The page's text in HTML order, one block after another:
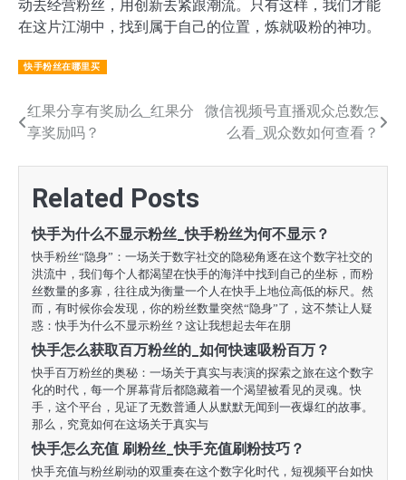
动去经营粉丝，用创新去紧跟潮流。只有这样，我们才能
在这片江湖中，找到属于自己的位置，炼就吸粉的神功。
快手粉丝在哪里买
文
航
红果分享有奖励么_红果分
享奖励吗？
微信视频号直播观众总数怎
么看_观众数如何查看？
Related Posts
快手为什么不显示粉丝_快手粉丝为何不显示？
快手粉丝“隐身”：一场关于数字社交的隐秘角逐在这个数字社交的
洪流中，我们每个人都渴望在快手的海洋中找到自己的坐标，而粉
丝数量的多寡，往往成为衡量一个人在快手上地位高低的标尺。然
而，有时候你会发现，你的粉丝数量突然“隐身”了，这不禁让人疑
惑：快手为什么不显示粉丝？这让我想起去年在朋
快手怎么获取百万粉丝的_如何快速吸粉百万？
快手百万粉丝的奥秘：一场关于真实与表演的探索之旅在这个数字
化的时代，每一个屏幕背后都隐藏着一个渴望被看见的灵魂。快
手，这个平台，见证了无数普通人从默默无闻到一夜爆红的故事。
那么，究竟如何在这场关于真实与
快手怎么充值 刷粉丝_快手充值刷粉技巧？
快手充值与粉丝刷动的双重奏在这个数字化时代，短视频平台如快